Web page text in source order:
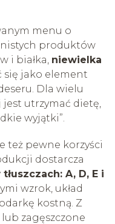
menu o
produktów
i białka, niewielka
jako element
Dla wielu
utrzymać dietę,
wyjątki”.
też pewne korzyści
dostarcza
A, D, E i
wzrok, układ
kostną. Z
zagęszczone